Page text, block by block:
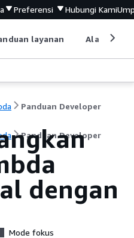
Preferensi Hubungi Kami
layanan Alat
Panduan Developer
Panduan Developer
dengan
Mode fokus